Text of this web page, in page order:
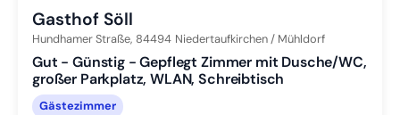
Gasthof Söll
Hundhamer Straße, 84494 Niedertaufkirchen / Mühldorf
Gut - Günstig - Gepflegt Zimmer mit Dusche/WC,
großer Parkplatz, WLAN, Schreibtisch
Gästezimmer